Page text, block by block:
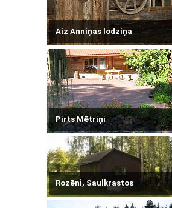
Aiz Anniņas lodziņa
Pirts Mētriņi
Rozēni, Saulkrastos